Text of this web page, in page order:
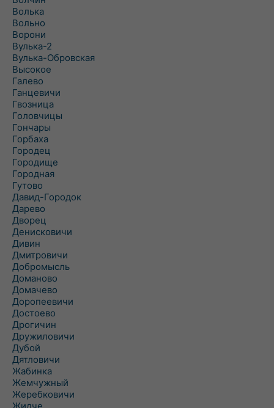
Волька
Вольно
Ворони
Вулька-2
Вулька-Обровская
Высокое
Галево
Ганцевичи
Гвозница
Головчицы
Гончары
Горбаха
Городец
Городище
Городная
Гутово
Давид-Городок
Дарево
Дворец
Денисковичи
Дивин
Дмитровичи
Добромысль
Доманово
Домачево
Доропеевичи
Достоево
Дрогичин
Дружиловичи
Дубой
Дятловичи
Жабинка
Жемчужный
Жеребковичи